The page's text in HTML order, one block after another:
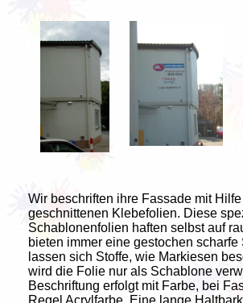
Wir beschriften ihre Fassade mit
geschnittenen Klebefolien. Diese
Schablonenfolien haften selbst auf
bieten immer eine gestochen scharfe
lassen sich Stoffe, wie Markiesen
wird die Folie nur als Schablone
Beschriftung erfolgt mit Farbe, bei
Regel Acrylfarbe. Eine lange